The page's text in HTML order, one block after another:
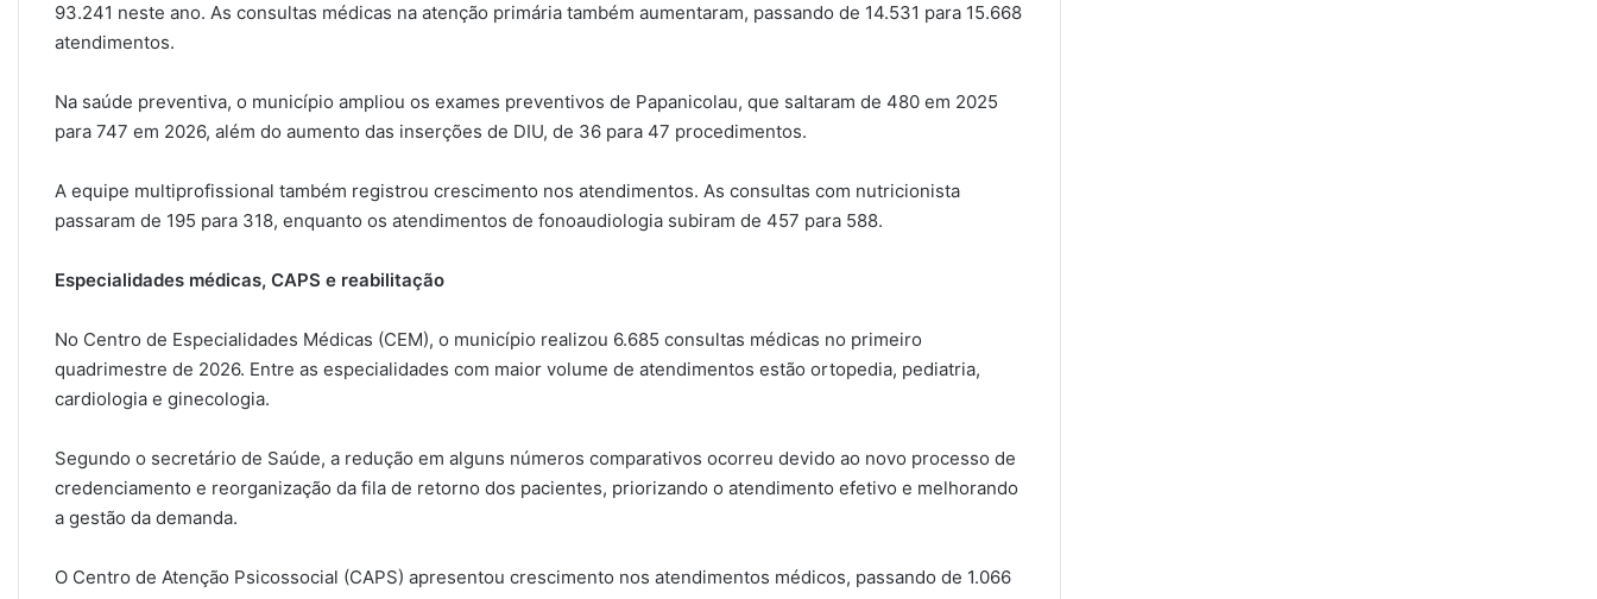
93.241 neste ano. As consultas médicas na atenção primária também aumentaram, passando de 14.531 para 15.668
atendimentos.
Na saúde preventiva, o município ampliou os exames preventivos de Papanicolau, que saltaram de 480 em 2025
para 747 em 2026, além do aumento das inserções de DIU, de 36 para 47 procedimentos.
A equipe multiprofissional também registrou crescimento nos atendimentos. As consultas com nutricionista
passaram de 195 para 318, enquanto os atendimentos de fonoaudiologia subiram de 457 para 588.
Especialidades médicas, CAPS e reabilitação
No Centro de Especialidades Médicas (CEM), o município realizou 6.685 consultas médicas no primeiro
quadrimestre de 2026. Entre as especialidades com maior volume de atendimentos estão ortopedia, pediatria,
cardiologia e ginecologia.
Segundo o secretário de Saúde, a redução em alguns números comparativos ocorreu devido ao novo processo de
credenciamento e reorganização da fila de retorno dos pacientes, priorizando o atendimento efetivo e melhorando
a gestão da demanda.
O Centro de Atenção Psicossocial (CAPS) apresentou crescimento nos atendimentos médicos, passando de 1.066